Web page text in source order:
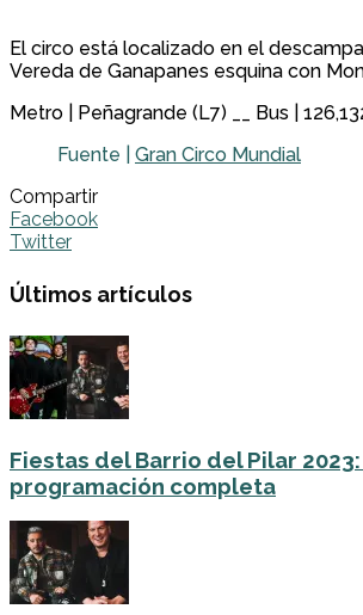
El circo está localizado en el
Vereda de Ganapanes esquina con
Metro | Peñagrande (L7) __ Bus |
Fuente | Gran Circo Mundial
Compartir
Facebook
Twitter
Últimos artículos
Fiestas del Barrio del Pilar
programación completa